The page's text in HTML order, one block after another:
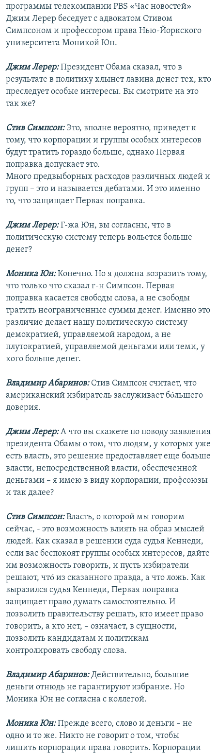
программы телекомпании PBS «Час новостей»
Джим Лерер беседует с адвокатом Стивом
Симпсоном и профессором права Нью-Йоркского
университета Моникой Юн.
Джим Лерер:Президент Обама сказал, что в
результате в политику хлынет лавина денег тех, кто
преследует особые интересы. Вы смотрите на это
так же?
Стив Симпсон: Это, вполне вероятно, приведет к
тому, что корпорации и группы особых интересов
будут тратить гораздо больше, однако Первая
поправка допускает это.
Много предвыборных расходов различных людей и
групп – это и называется дебатами. И это именно
то, что защищает Первая поправка.
Джим Лерер:Г-жа Юн, вы согласны, что в
политическую систему теперь вольется больше
денег?
Моника Юн:Конечно. Но я должна возразить тому,
что только что сказал г-н Симпсон. Первая
поправка касается свободы слова, а не свободы
тратить неограниченные суммы денег. Именно это
различие делает нашу политическую систему
демократией, управляемой народом, а не
плутократией, управляемой деньгами или теми, у
кого больше денег.
Владимир Абаринов: Стив Симпсон считает, что
американский избиратель заслуживает бóльшего
доверия.
Джим Лерер:А что вы скажете по поводу заявления
президента Обамы о том, что людям, у которых уже
есть власть, это решение предоставляет еще больше
власти, непосредственной власти, обеспеченной
деньгами – я имею в виду корпорации, профсоюзы
и так далее?
Стив Симпсон:Власть, о которой мы говорим
сейчас, - это возможность влиять на образ мыслей
людей. Как сказал в решении суда судья Кеннеди,
если вас беспокоят группы особых интересов, дайте
им возможность говорить, и пусть избиратели
решают, чтó из сказанного правда, а что ложь. Как
выразился cудья Кеннеди, Первая поправка
защищает право думать самостоятельно. И
позволить правительству решать, кто имеет право
говорить, а кто нет, – означает, в сущности,
позволить кандидатам и политикам
контролировать свободу слова.
Владимир Абаринов:Действительно, большие
деньги отнюдь не гарантируют избрание. Но
Моника Юн не согласна с коллегой.
Моника Юн:Прежде всего, слово и деньги – не
одно и то же. Никто не говорит о том, чтобы
лишить корпорации права говорить. Корпорации